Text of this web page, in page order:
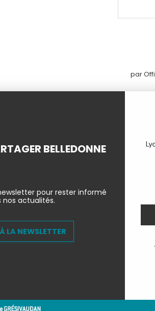
par
BELLEDONNE
pour rester informé
actualités.
LA NEWSLETTER